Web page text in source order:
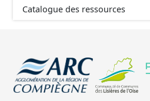
Catalogue des ressources